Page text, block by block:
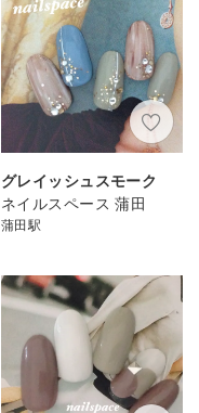
グレイッシュスモーク
ネイルスペース 蒲田
蒲田駅